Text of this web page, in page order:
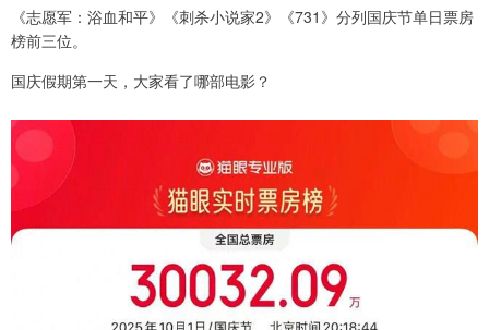
《志愿军：浴血和平》《刺杀小说家2》《731》分列国庆节单日票房
榜前三位。
国庆假期第一天，大家看了哪部电影？